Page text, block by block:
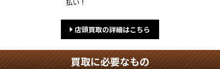
店頭買取の詳細はこちら
買取に必要なもの